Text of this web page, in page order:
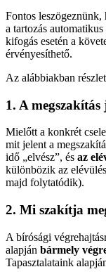
Fontos leszögeznünk,
a tartozás
kifogás esetén a
érvényesíthető.
Az alábbiakban
1. A megszakítás
Mielőtt a konkrét
mit jelent a
idő „elvész”, és az
különbözik az elévülés
majd folytatódik).
2. Mi szakítja
A bírósági
alapján bármely
Tapasztalataink